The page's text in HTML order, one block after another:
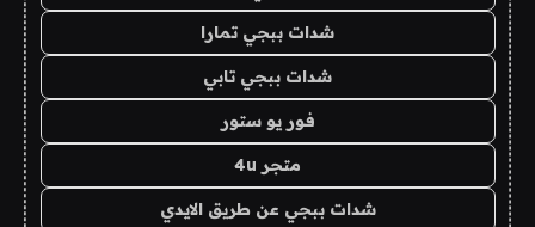
شدات ببجي تمارا
شدات ببجي تابي
فور يو ستور
متجر 4u
شدات ببجي عن طريق الايدي